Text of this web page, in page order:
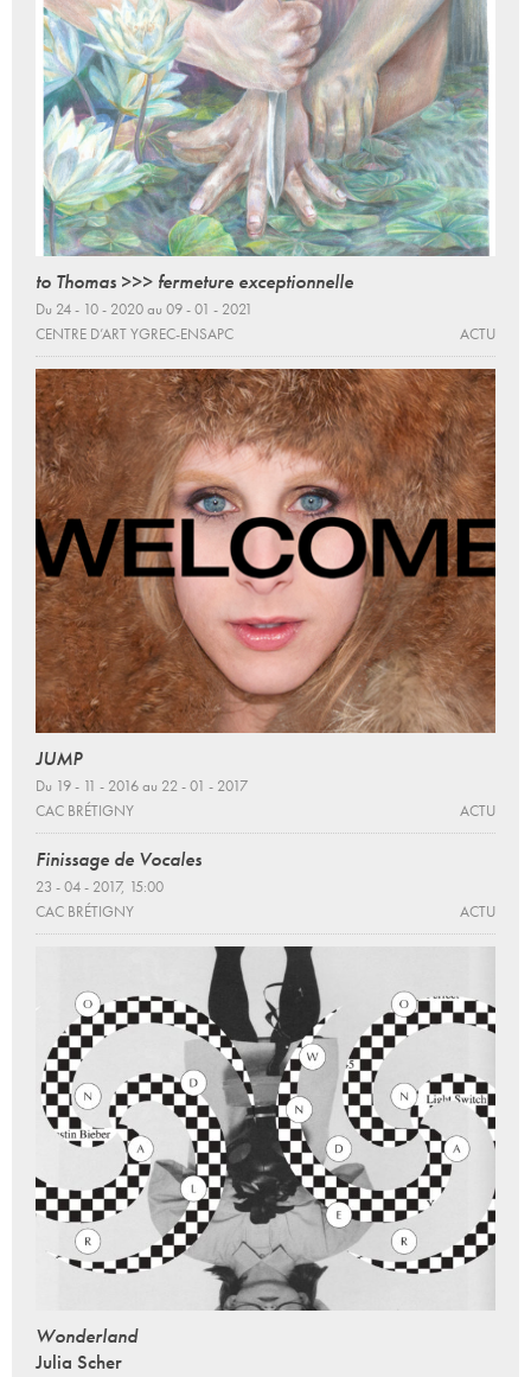
to Thomas >>> fermeture exceptionnelle
Du 24 - 10 - 2020 au 09 - 01 - 2021
CENTRE D’ART YGREC-ENSAPC
ACTU
JUMP
Du 19 - 11 - 2016 au 22 - 01 - 2017
CAC BRÉTIGNY
ACTU
Finissage de Vocales
23 - 04 - 2017, 15:00
CAC BRÉTIGNY
ACTU
Wonderland
Julia Scher